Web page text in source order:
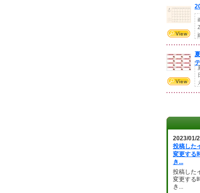
2023/01/
投稿した
変更する
き...
投稿した
変更する
き...